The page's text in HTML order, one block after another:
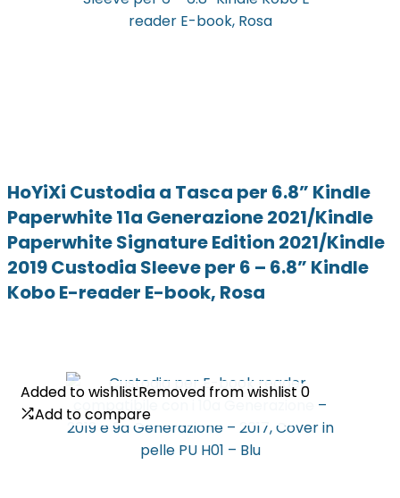
HoYiXi Custodia a Tasca per 6.8” Kindle
Paperwhite 11a Generazione 2021/Kindle
Paperwhite Signature Edition 2021/Kindle
2019 Custodia Sleeve per 6 – 6.8” Kindle
Kobo E-reader E-book, Rosa
Added to wishlistRemoved from wishlist 0
Add to compare
Added to wishlistRemoved from wishlist 0
Add to compare